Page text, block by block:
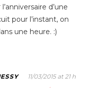
d’une
pour l’instant, on
une heure. :)
11/03/2015 at 21 h